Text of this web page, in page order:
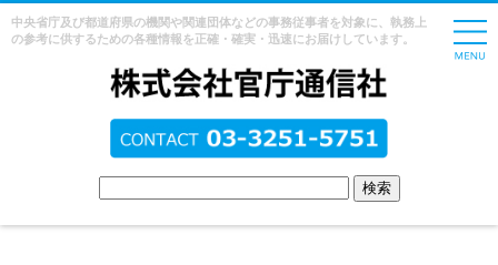
中央省庁及び都道府県の機関や関連団体などの事務従事者を対象に、執務上
の参考に供するための各種情報を正確・確実・迅速にお届けしています。